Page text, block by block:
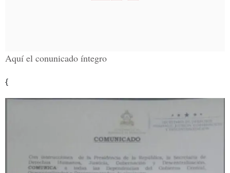
Aquí el conunicado íntegro
{